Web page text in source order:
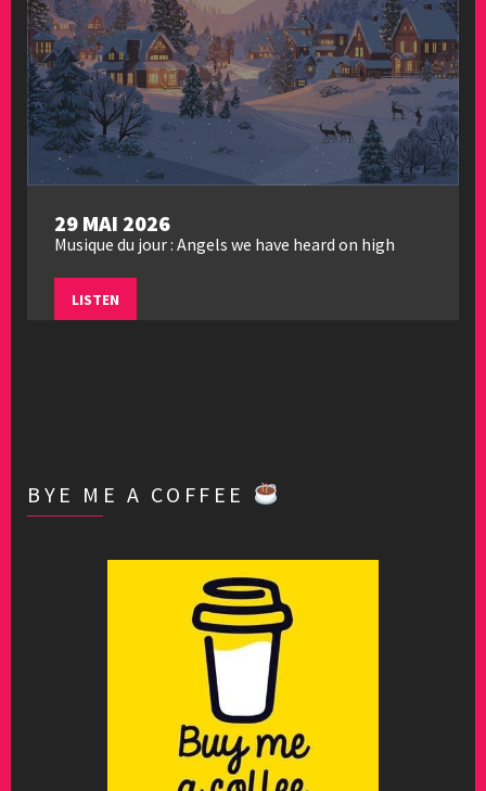
29 MAI 2026
Musique du jour : Angels we have heard on high
LISTEN
BYE ME A COFFEE